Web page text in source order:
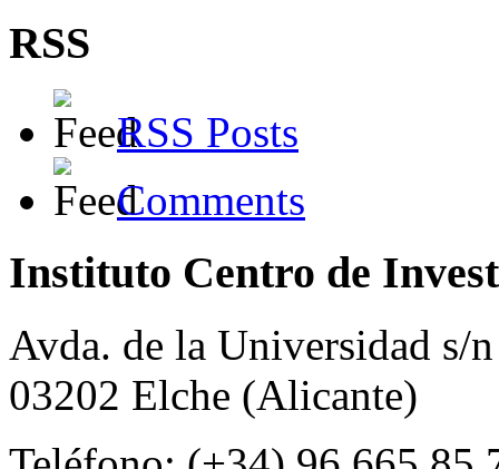
RSS
RSS Posts
Comments
Instituto Centro de
Avda. de la Universidad s/
03202 Elche (Alicante)